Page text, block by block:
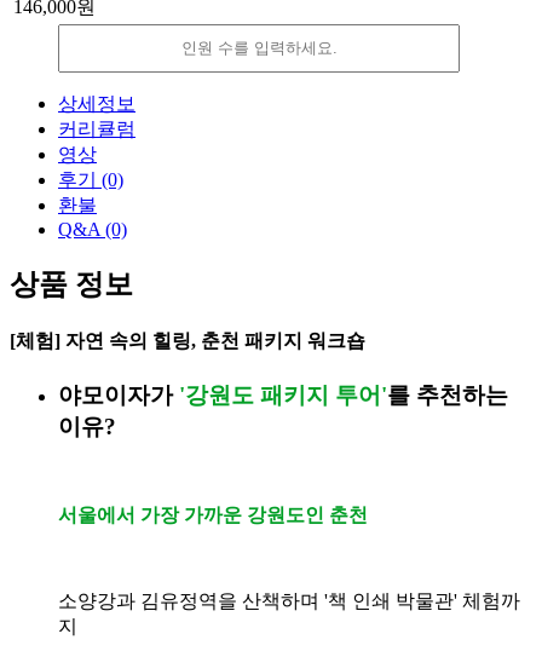
146,000원
상세정보
커리큘럼
영상
후기 (0)
환불
Q&A (0)
상품 정보
[체험] 자연 속의 힐링, 춘천 패키지 워크숍
야모이자가 '강원도 패키지 투어'를 추천하는
이유?
서울에서 가장 가까운 강원도인 춘천
소양강과 김유정역을 산책하며 '책 인쇄 박물관' 체험까
지